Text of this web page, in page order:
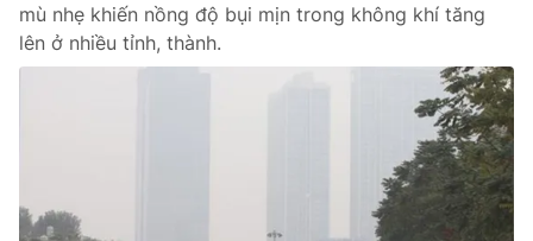
mù nhẹ khiến nồng độ bụi mịn trong không khí tăng
lên ở nhiều tỉnh, thành.